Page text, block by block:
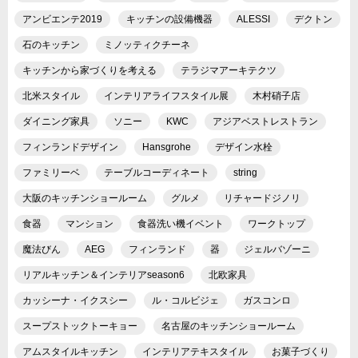
アンビエンテ2019 キッチンの設備機器 ALESSI デクトン
石のキッチン ミノッティクチーネ
キッチンから家づくりを考える テラジマアーキテクツ
北米スタイル インテリアライフスタイル展 木村硝子店
ダイニング家具 ソニー KWC アジアベストレストラン
フィンランドデザイン Hansgrohe デザイン水栓
ファミリーベ テーブルコーディネート string
大阪のキッチンショールーム グルメ リチャードジノリ
食器 マンション 食器洗い機イベント ワークトップ
魔法びん AEG フィンランド 器 ジェルバゾーニ
リアルキッチン＆インテリアseason6 北欧家具
カッシーナ・イクスシー ル・コルビジェ ガスコンロ
スープストックトーキョー 名古屋のキッチンショールーム
アムスタイルキッチン インテリアテキスタイル お菓子づくり